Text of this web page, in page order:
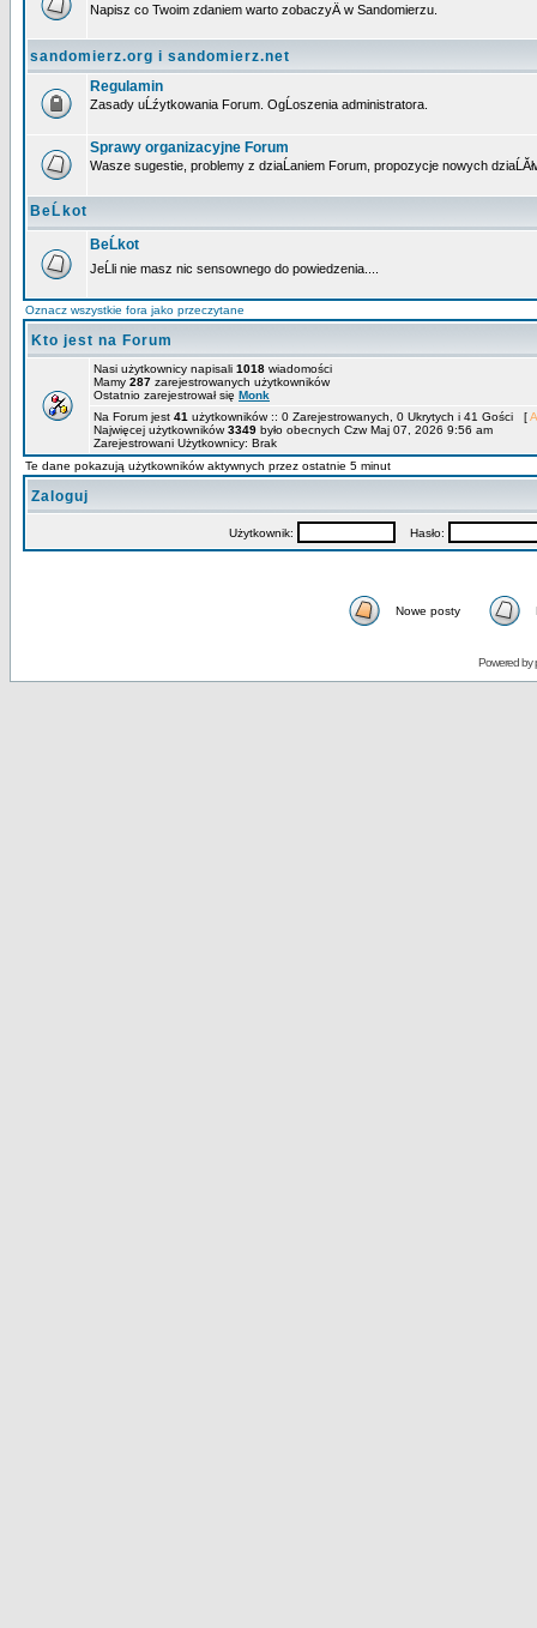
Napisz co Twoim zdaniem warto zobaczyÄ w Sandomierzu.
sandomierz.org i sandomierz.net
Regulamin
Zasady uĹźytkowania Forum. OgĹoszenia administratora.
Sprawy organizacyjne Forum
Wasze sugestie, problemy z dziaĹaniem Forum, propozycje nowych
BeĹkot
BeĹkot
JeĹli nie masz nic sensownego do powiedzenia....
Oznacz wszystkie fora jako przeczytane
Kto jest na Forum
Nasi użytkownicy napisali 1018 wiadomości
Mamy 287 zarejestrowanych użytkowników
Ostatnio zarejestrował się Monk
Na Forum jest 41 użytkowników :: 0 Zarejestrowanych, 0 Ukrytych i 41 Gości [
Najwięcej użytkowników3349 było obecnych Czw Maj 07, 2026 9:56 am
Zarejestrowani Użytkownicy: Brak
Te dane pokazują użytkowników aktywnych przez ostatnie 5 minut
Zaloguj
Użytkownik: Hasło:
Nowe posty
Powered by